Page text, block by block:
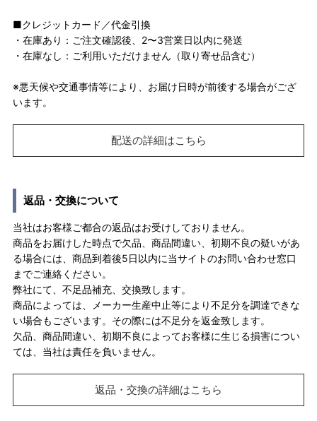
■クレジットカード／代金引換
・在庫あり：ご注文確認後、2〜3営業日以内に発送
・在庫なし：ご利用いただけません（取り寄せ品含む）
※悪天候や交通事情等により、お届け日時が前後する場合がござ
います。
配送の詳細はこちら
返品・交換について
当社はお客様ご都合の返品はお受けしておりません。
商品をお届けした時点で欠品、商品間違い、初期不良の疑いがあ
る場合には、商品到着後5日以内に当サイトのお問い合わせ窓口
までご連絡ください。
弊社にて、不足品補充、交換致します。
商品によっては、メーカー生産中止等により不足分を調達できな
い場合もございます。その際には不足分を返金致します。
欠品、商品間違い、初期不良によってお客様に生じる損害につい
ては、当社は責任を負いません。
返品・交換の詳細はこちら